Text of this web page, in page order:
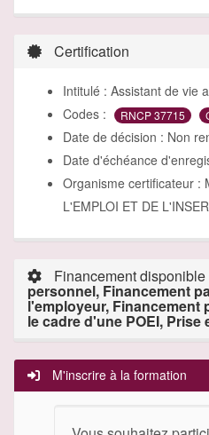
Certification
Intitulé : Assistant de vie
Codes :
RNCP 37715
Date de décision : Non
Date d'échéance
Organisme certificateur :
L'EMPLOI ET DE
Financement disponible
personnel, Financement
l'employeur, Financement
le cadre d'une POEI, Prise
M'inscrire à la formation